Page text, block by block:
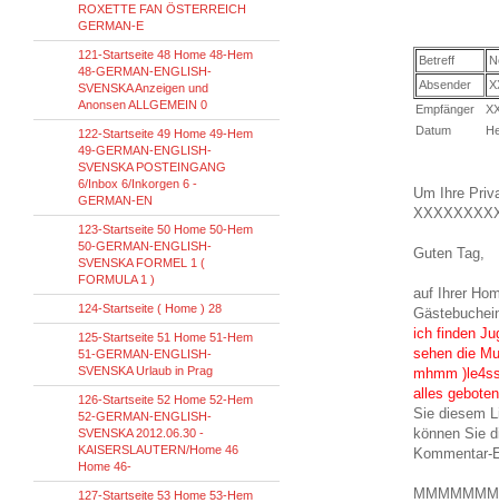
Betreff
Absender
Empfänger
Datum
Um Ihre
Guten Tag,
auf Ihrer
ich finden
sehen die
mhmm
alles
Sie diesem
können Sie
ROXETTE FAN ÖSTERREICH
GERMAN-E
121-Startseite 48 Home 48-Hem
48-GERMAN-ENGLISH-
SVENSKA Anzeigen und
Anonsen ALLGEMEIN 0
122-Startseite 49 Home 49-Hem
49-GERMAN-ENGLISH-
SVENSKA POSTEINGANG
6/Inbox 6/Inkorgen 6 -
GERMAN-EN
123-Startseite 50 Home 50-Hem
50-GERMAN-ENGLISH-
SVENSKA FORMEL 1 (
FORMULA 1 )
124-Startseite ( Home ) 28
125-Startseite 51 Home 51-Hem
51-GERMAN-ENGLISH-
SVENSKA Urlaub in Prag
126-Startseite 52 Home 52-Hem
52-GERMAN-ENGLISH-
SVENSKA 2012.06.30 -
KAISERSLAUTERN/Home 46
Home 46-
127-Startseite 53 Home 53-Hem